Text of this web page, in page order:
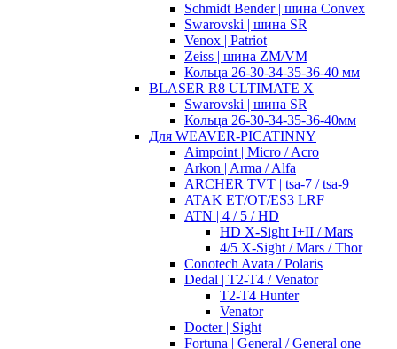
Schmidt Bender | шина Convex
Swarovski | шина SR
Venox | Patriot
Zeiss | шина ZM/VM
Кольца 26-30-34-35-36-40 мм
BLASER R8 ULTIMATE X
Swarovski | шина SR
Кольца 26-30-34-35-36-40мм
Для WEAVER-PICATINNY
Aimpoint | Micro / Acro
Arkon | Arma / Alfa
ARCHER TVT | tsa-7 / tsa-9
ATAK ET/OT/ES3 LRF
ATN | 4 / 5 / HD
HD X-Sight I+II / Mars
4/5 X-Sight / Mars / Thor
Conotech Avata / Polaris
Dedal | T2-T4 / Venator
T2-T4 Hunter
Venator
Docter | Sight
Fortuna | General / General one